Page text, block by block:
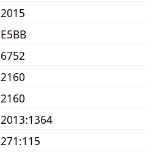
2015
E5BB
6752
2160
2160
2013:1364
271:115